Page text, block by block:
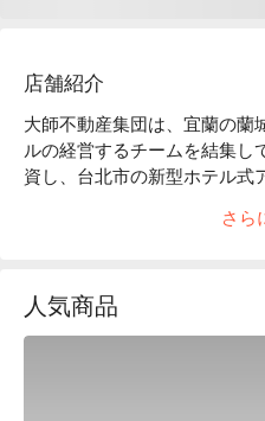
店舗紹介
大師不動産集団は、宜蘭の蘭
ルの経営するチームを結集し
資し、台北市の新型ホテル式
つ鉄道の交通ターミナルであ
なお、建築美学及び装飾芸術
「豪邸との対話が得意をし、
さら
人気商品